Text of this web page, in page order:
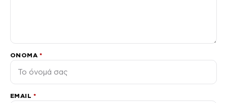
//ΣΧΟΛΙΑ
Γίνετε ο πρώτος που θα σχολιάσει αυτό το άρθρο.